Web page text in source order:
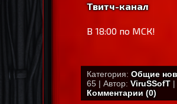
Твитч-канал
В 18:00 по МСК!
Категория: Общие
65 | Автор: ViruSSofT |
Комментарии (0)